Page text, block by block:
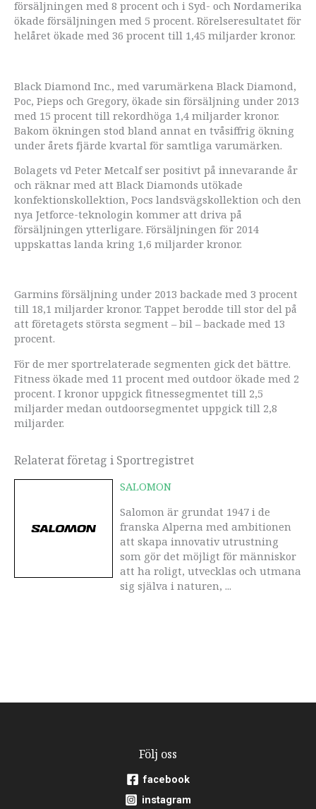
försäljningen med 8 procent och i Syd- och Nordamerika
ökade försäljningen med 5 procent. Rörelseresultatet för
helåret ökade med 36 procent till 1,45 miljarder kronor.
Black Diamond Inc., med varumärkena Black Diamond,
Poc, Pieps och Gregory, ökade sin försäljning under 2013
med 15 procent till rekordhöga 1,4 miljarder kronor.
Bakom ökningen stod bland annat en tvåsiffrig ökning
under årets fjärde kvartal för samtliga varumärken.
Bolagets vd Peter Metcalf ser positivt på innevarande år
och räknar med att Black Diamonds utökade
konfektionskollektion, Pocs landsvägskollektion och den
nya Jetforce-teknologin kommer att driva på
försäljningen ytterligare. Försäljningen för 2014
uppskattas landa kring 1,6 miljarder kronor.
Garmins försäljning under 2013 backade med 3 procent
till 18,1 miljarder kronor. Tappet berodde till stor del på
att företagets största segment – bil – backade med 13
procent.
För de mer sportrelaterade segmenten gick det bättre.
Fitness ökade med 11 procent med outdoor ökade med 2
procent. I kronor uppgick fitnessegmentet till 2,5
miljarder medan outdoorsegmentet uppgick till 2,8
miljarder.
Relaterat företag i Sportregistret
SALOMON
Salomon är grundat 1947 i de
franska Alperna med ambitionen
att skapa innovativ utrustning
som gör det möjligt för människor
att ha roligt, utvecklas och utmana
sig själva i naturen, ...
Följ oss
facebook
instagram